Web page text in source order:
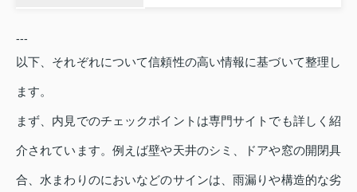
---
以下、それぞれについて信頼性の高い情報に基づいて整理し
ます。
まず、内見でのチェックポイントは専門サイトでも詳しく紹
介されています。例えば壁や天井のシミ、ドアや窓の開閉具
合、水まわりのにおいなどのサインは、雨漏りや構造的な劣